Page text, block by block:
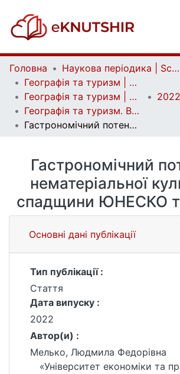
Головна
Наукова періодика | Scientific periodicals
Географія та туризм | Geography and tourism
Географія та туризм | Geography and tourism
2022
Географія та туризм. Вип. 70
Гастрономічний потенціал нематеріальної культурної спадщини ЮНЕСКО та туризм
Гастрономічний
нематеріальної
спадщини ЮНЕСКО
Основні дані публікації
Тип публікації :
Стаття
Дата випуску :
2022
Автор(и) :
Мелько, Людмила Федорівна
«Університет економіки та